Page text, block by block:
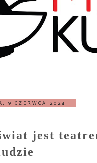
9 CZERWCA 2024
jest